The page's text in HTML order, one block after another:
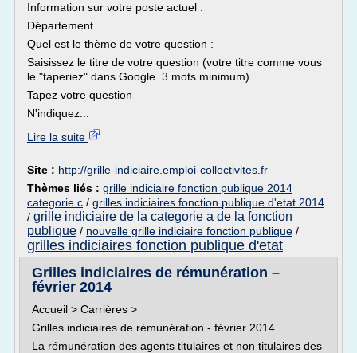
Information sur votre poste actuel :
Département
Quel est le thème de votre question :
Saisissez le titre de votre question (votre titre comme vous
le "taperiez" dans Google. 3 mots minimum)
Tapez votre question
N'indiquez...
Lire la suite
Site : http://grille-indiciaire.emploi-collectivites.fr
Thèmes liés : grille indiciaire fonction publique 2014
categorie c / grilles indiciaires fonction publique d'etat 2014
/ grille indiciaire de la categorie a de la fonction
publique / nouvelle grille indiciaire fonction publique /
grilles indiciaires fonction publique d'etat
Grilles indiciaires de rémunération –
février 2014
Accueil > Carrières >
Grilles indiciaires de rémunération - février 2014
La rémunération des agents titulaires et non titulaires des